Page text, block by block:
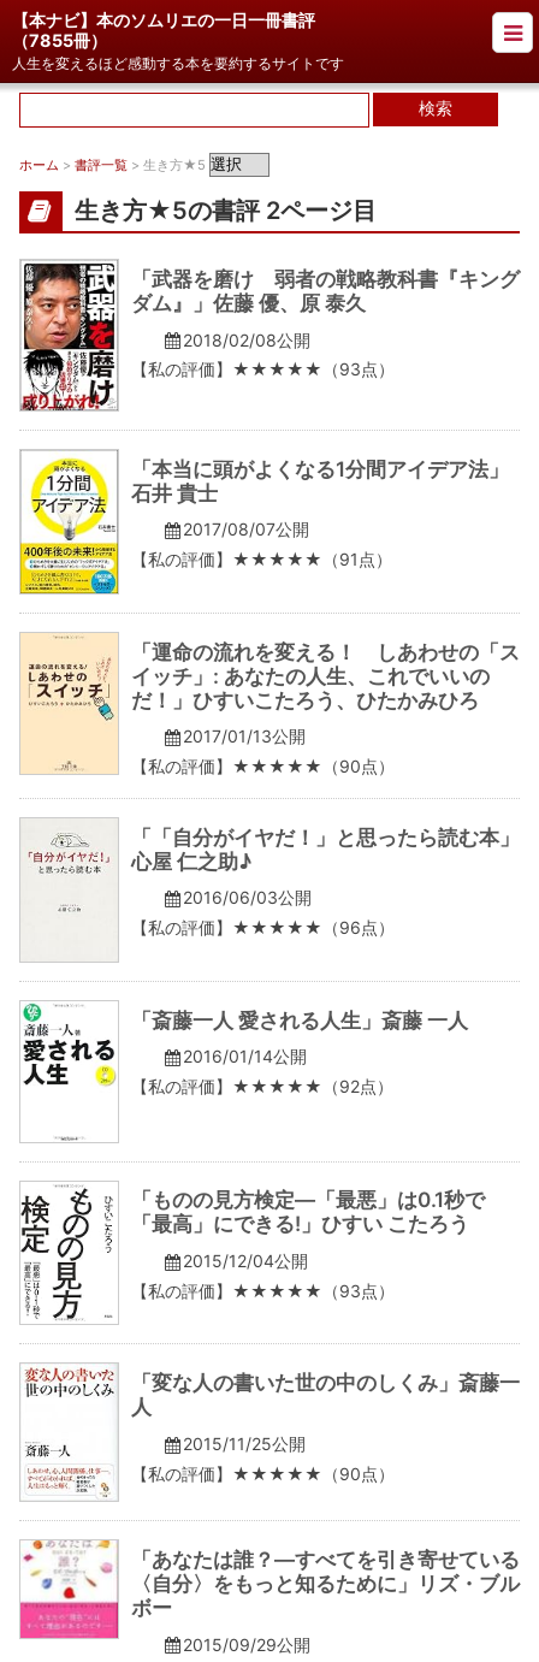
【本ナビ】本のソムリエの一日一冊書評
（7855冊）
人生を変えるほど感動する本を要約するサイトです
ホーム > 書評一覧 > 生き方★5
生き方★5の書評 2ページ目
「武器を磨け 弱者の戦略教科書『キング
ダム』」佐藤 優、原 泰久
2018/02/08公開
【私の評価】★★★★★（93点）
「本当に頭がよくなる1分間アイデア法」
石井 貴士
2017/08/07公開
【私の評価】★★★★★（91点）
「運命の流れを変える！ しあわせの「ス
イッチ」: あなたの人生、これでいいの
だ！」ひすいこたろう、ひたかみひろ
2017/01/13公開
【私の評価】★★★★★（90点）
「「自分がイヤだ！」と思ったら読む本」
心屋 仁之助♪
2016/06/03公開
【私の評価】★★★★★（96点）
「斎藤一人 愛される人生」斎藤 一人
2016/01/14公開
【私の評価】★★★★★（92点）
「ものの見方検定―「最悪」は0.1秒で
「最高」にできる!」ひすい こたろう
2015/12/04公開
【私の評価】★★★★★（93点）
「変な人の書いた世の中のしくみ」斎藤一
人
2015/11/25公開
【私の評価】★★★★★（90点）
「あなたは誰？―すべてを引き寄せている
〈自分〉をもっと知るために」リズ・ブル
ボー
2015/09/29公開